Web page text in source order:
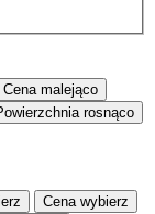
Cena malejąco
rosnąco
Cena wybierz